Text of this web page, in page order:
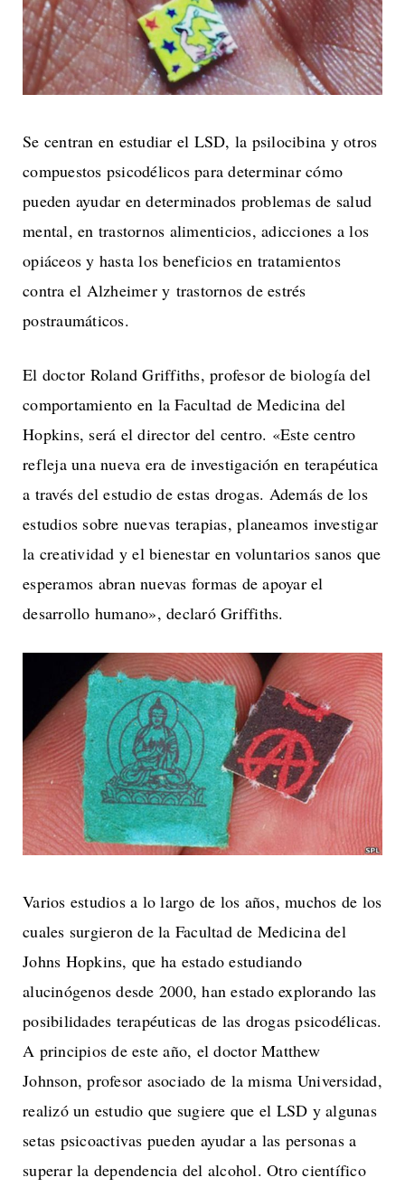
Se centran en estudiar el LSD, la psilocibina y otros
compuestos psicodélicos para determinar cómo
pueden ayudar en determinados problemas de salud
mental, en trastornos alimenticios, adicciones a los
opiáceos y hasta los beneficios en tratamientos
contra el Alzheimer y trastornos de estrés
postraumáticos.
El doctor Roland Griffiths, profesor de biología del
comportamiento en la Facultad de Medicina del
Hopkins, será el director del centro. «Este centro
refleja una nueva era de investigación en terapéutica
a través del estudio de estas drogas. Además de los
estudios sobre nuevas terapias, planeamos investigar
la creatividad y el bienestar en voluntarios sanos que
esperamos abran nuevas formas de apoyar el
desarrollo humano», declaró Griffiths.
Varios estudios a lo largo de los años, muchos de los
cuales surgieron de la Facultad de Medicina del
Johns Hopkins, que ha estado estudiando
alucinógenos desde 2000, han estado explorando las
posibilidades terapéuticas de las drogas psicodélicas.
A principios de este año, el doctor Matthew
Johnson, profesor asociado de la misma Universidad,
realizó un estudio que sugiere que el LSD y algunas
setas psicoactivas pueden ayudar a las personas a
superar la dependencia del alcohol. Otro científico